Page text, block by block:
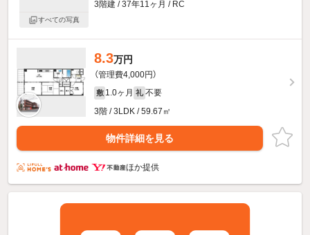
すべての写真
3階建 / 37年11ヶ月 / RC
8.3万円
（管理費4,000円）
敷 1.0ヶ月 礼 不要
3階 / 3LDK / 59.67㎡
物件詳細を見る
ほか提供